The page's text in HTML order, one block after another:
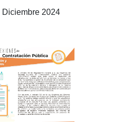
Diciembre 2024